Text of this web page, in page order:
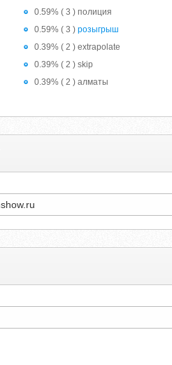
0.59% ( 3 ) полиция
0.59% ( 3 ) розыгрыш
0.39% ( 2 ) extrapolate
0.39% ( 2 ) skip
0.39% ( 2 ) алматы